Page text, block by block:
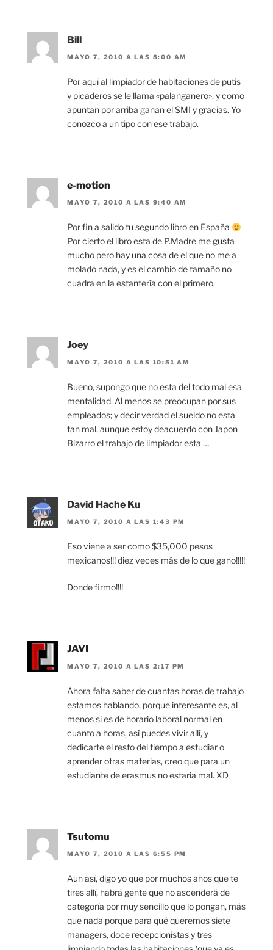
Bill
MAYO 7, 2010 A LAS 8:00 AM
Por aquí al limpiador de habitaciones de putis
y picaderos se le llama «palanganero», y como
apuntan por arriba ganan el SMI y gracias. Yo
conozco a un tipo con ese trabajo.
e-motion
MAYO 7, 2010 A LAS 9:40 AM
Por fin a salido tu segundo libro en España
Por cierto el libro esta de P.Madre me gusta
mucho pero hay una cosa de el que no me a
molado nada, y es el cambio de tamaño no
cuadra en la estantería con el primero.
Joey
MAYO 7, 2010 A LAS 10:51 AM
Bueno, supongo que no esta del todo mal esa
mentalidad. Al menos se preocupan por sus
empleados; y decir verdad el sueldo no esta
tan mal, aunque estoy deacuerdo con Japon
Bizarro el trabajo de limpiador esta …
David Hache Ku
MAYO 7, 2010 A LAS 1:43 PM
Eso viene a ser como $35,000 pesos
mexicanos!!! diez veces más de lo que gano!!!!!
Donde firmo!!!!
JAVI
MAYO 7, 2010 A LAS 2:17 PM
Ahora falta saber de cuantas horas de trabajo
estamos hablando, porque interesante es, al
menos si es de horario laboral normal en
cuanto a horas, así puedes vivir allí, y
dedicarte el resto del tiempo a estudiar o
aprender otras materias, creo que para un
estudiante de erasmus no estaria mal. XD
Tsutomu
MAYO 7, 2010 A LAS 6:55 PM
Aun así, digo yo que por muchos años que te
tires allí, habrá gente que no ascenderá de
categoría por muy sencillo que lo pongan, más
que nada porque para qué queremos siete
managers, doce recepcionistas y tres